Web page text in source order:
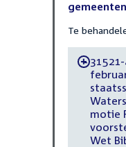
gemeenten
Te
-
motie
Wet